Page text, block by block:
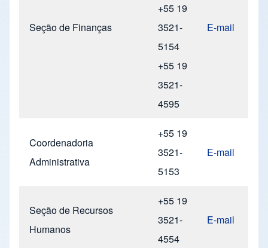
Seção de Finanças
+55 19
3521-
5154
+55 19
3521-
4595
E-mail
Coordenadoria
Administrativa
+55 19
3521-
5153
E-mail
Seção de Recursos
Humanos
+55 19
3521-
4554
E-mail